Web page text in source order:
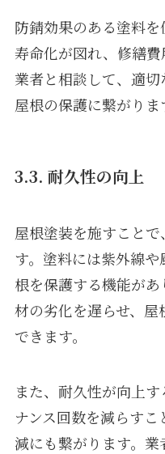
防錆効果のある塗料
寿命化が図れ、修繕費
業者と相談して、適切
屋根の保護に繋がりま
3.3. 耐久性の向上
屋根塗装を施すこと
す。塗料には紫外線
根を保護する機能が
材の劣化を遅らせ、
できます。
また、耐久性が向上
ナンス回数を減らす
減にも繋がります。